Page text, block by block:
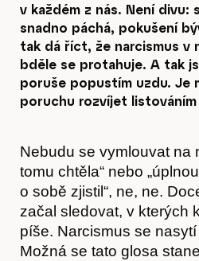
v každém z nás. Není divu:
snadno páchá, pokušení
tak dá říct, že narcismus v
bděle se protahuje. A tak
poruše popustím uzdu. Je
poruchu rozvíjet listováním
Nebudu se vymlouvat na
tomu chtěla“ nebo
o sobě zjistil“, ne, ne.
začal sledovat, v kterých
píše. Narcismus se
Možná se tato glosa